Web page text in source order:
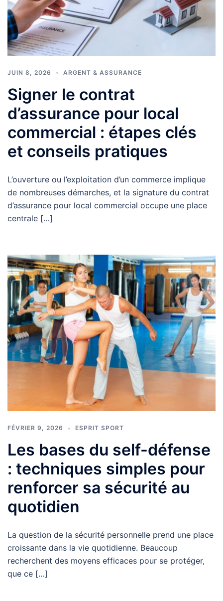
JUIN 8, 2026 ARGENT & ASSURANCE
Signer le contrat
d’assurance pour local
commercial : étapes clés
et conseils pratiques
L’ouverture ou l’exploitation d’un commerce implique
de nombreuses démarches, et la signature du contrat
d’assurance pour local commercial occupe une place
centrale […]
FÉVRIER 9, 2026 ESPRIT SPORT
Les bases du self-défense
: techniques simples pour
renforcer sa sécurité au
quotidien
La question de la sécurité personnelle prend une place
croissante dans la vie quotidienne. Beaucoup
recherchent des moyens efficaces pour se protéger,
que ce […]